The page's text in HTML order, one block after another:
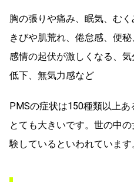
胸の張りや痛み、眠気、む
きびや肌荒れ、倦怠感、便
感情の起伏が激しくなる、
低下、無気力感など
PMSの症状は150種類以上
とても大きいです。世の中
験しているといわれています